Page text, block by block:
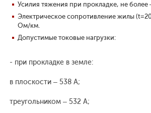
Усилия тяжения при прокладке, не более
Электрическое сопротивление жилы
Ом/км.
Допустимые токовые нагрузки:
- при прокладке в земле:
в плоскости – 538 А;
треугольником – 532 А;